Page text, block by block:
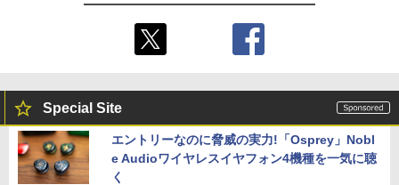
Special Site
エントリーなのに脅威の実力!「Osprey」Nobl
e Audioワイヤレスイヤフォン4機種を一気に聴
く